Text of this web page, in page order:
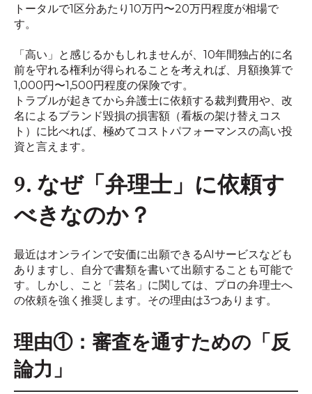
トータルで1区分あたり10万円〜20万円程度が相場で
す。
「高い」と感じるかもしれませんが、10年間独占的に名
前を守れる権利が得られることを考えれば、月額換算で
1,000円〜1,500円程度の保険です。
トラブルが起きてから弁護士に依頼する裁判費用や、改
名によるブランド毀損の損害額（看板の架け替えコス
ト）に比べれば、極めてコストパフォーマンスの高い投
資と言えます。
9. なぜ「弁理士」に依頼す
べきなのか？
最近はオンラインで安価に出願できるAIサービスなども
ありますし、自分で書類を書いて出願することも可能で
す。しかし、こと「芸名」に関しては、プロの弁理士へ
の依頼を強く推奨します。その理由は3つあります。
理由①：審査を通すための「反
論力」